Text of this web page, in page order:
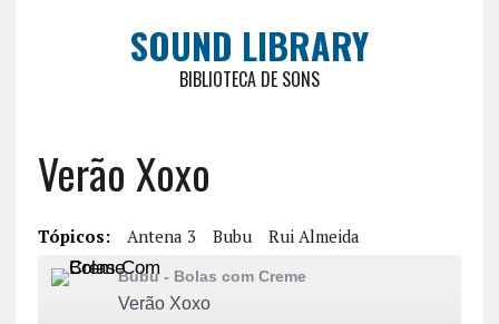
SOUND LIBRARY
BIBLIOTECA DE SONS
Verão Xoxo
Tópicos: Antena 3 Bubu Rui Almeida
Bubu - Bolas com Creme
Verão Xoxo